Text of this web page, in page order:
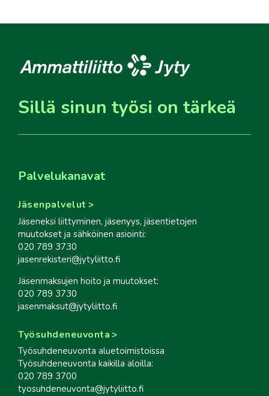
Sillä sinun työsi on tärkeä
Palvelukanavat
Jäsenpalvelut
Jäseneksi liittyminen, jäsenyys, jäsentietojen
muutokset ja sähköinen asiointi:
020 789 3730
jasenrekisteri@jytyliitto.fi
Jäsenmaksujen hoito ja muutokset:
020 789 3730
jasenmaksut@jytyliitto.fi
Työsuhdeneuvonta
Työsuhdeneuvonta aluetoimistoissa
Työsuhdeneuvonta kaikilla aloilla:
020 789 3700
tyosuhdeneuvonta@jytyliitto.fi